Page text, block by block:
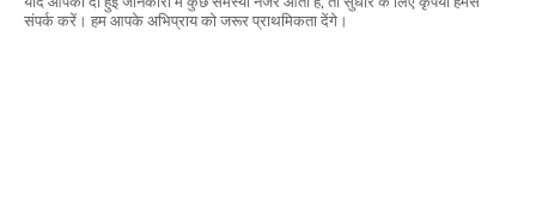
संपर्क करें। हम आपके अभिप्राय को जरूर प्राथमिकता देंगे।